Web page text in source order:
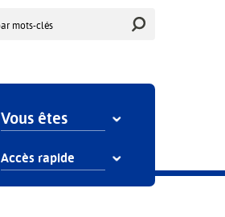
Vous êtes
Accès rapide